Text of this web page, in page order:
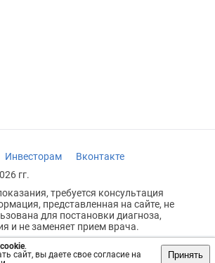
cookie.
сайт, вы даете свое согласие на
Принять
Инвесторам
Вконтакте
гг.
требуется консультация
представленная на сайте, не
для постановки диагноза,
и не заменяет прием врача.
18+